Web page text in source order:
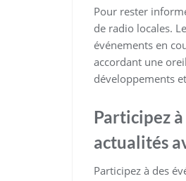
Pour rester
de radio locales.
événements en
accordant une
développements
Participez
actualités
Participez à des